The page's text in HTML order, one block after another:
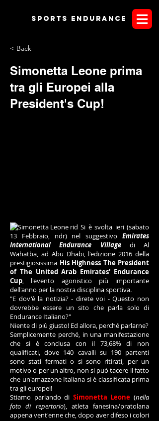
Sports endurANCE
< Back
Simonetta Leone prima
tra gli Europei alla
President's Cup!
Si è svolta ieri (sabato
13 Febbraio, ndr) nel suggestivo Emirates
International Endurance Villagedi Al
Wahatba, ad Abu Dhabi, l'edizione 2016 della
prestigiosissima His Highness The President
of The United Arab Emirates' Endurance
Cup, l'evento agonistico più importante
dell'anno per la nostra disciplina sportiva.
"E dov'è la notizia? - direte voi - Questo non
dovrebbe essere un sito che parla solo di
Endurance Italiano?"
Niente di più giusto! Ed allora, perché parlarne?
Semplicemente perché, in una manifestazione
che si è conclusa con il 73,68% di non
qualificati, dove 140 cavalli su 190 partenti
sono stati fermati o si sono ritirati, per un
motivo o per un altro, non si può tacere il fatto
che un'amazzone Italiana si è classificata prima
tra gli europei!
Stiamo parlando di Simonetta Leone (nella
foto di repertorio), atleta fanesina/pratolana
appena vent'enne che, dopo aver difeso i colori